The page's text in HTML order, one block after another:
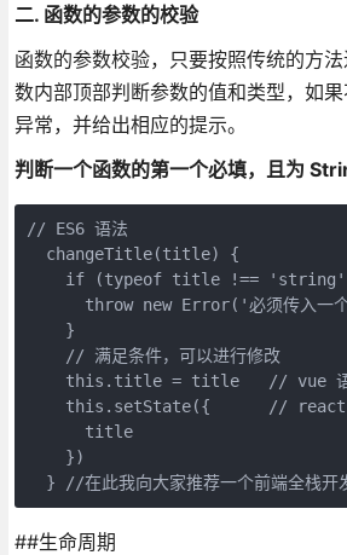
二. 函数的参数的校验
函数的参数校验，只要按照传统的方
数内部顶部判断参数的值和类型，如
异常，并给出相应的提示。
判断一个函数的第一个必填，且为
// ES6 语法
  changeTitle(title) {
if (typeof title !==
throw new Error('必须传入一
    }
    // 满足条件，可以进行修改
this.title = title   // vue
this.setState({      // react
      title
    })
##生命周期